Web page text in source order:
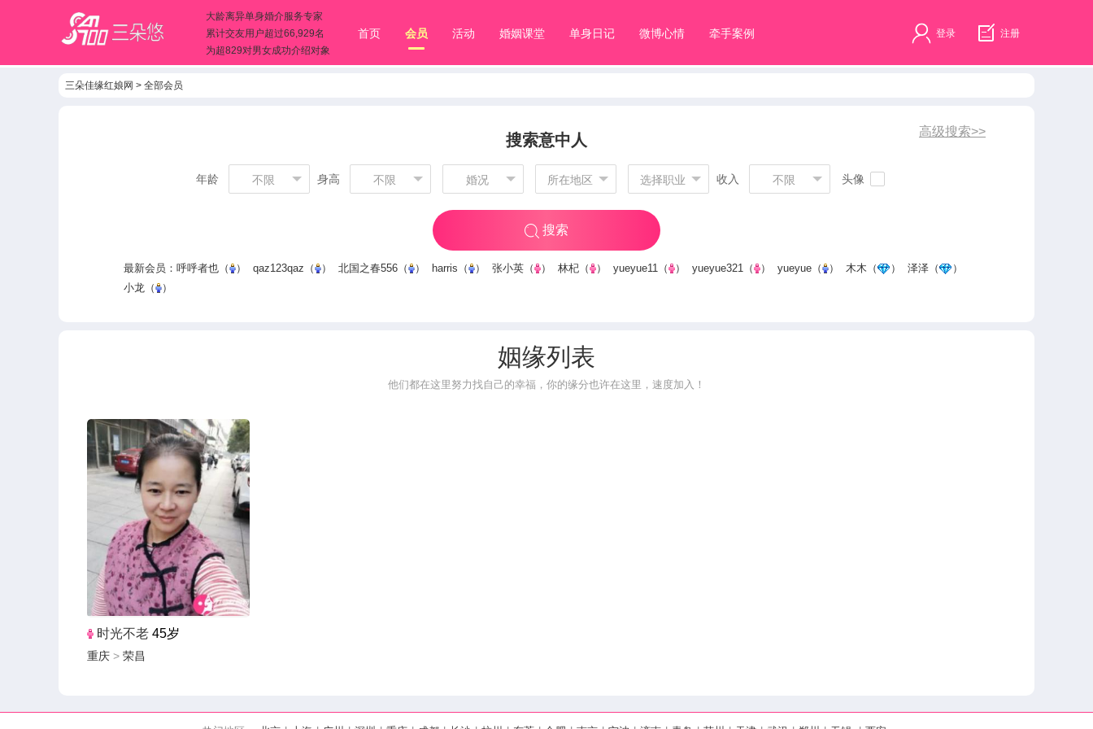
大龄离异单身婚介服务专家
累计交友用户超过66,929名
为超829对男女成功介绍对象
首页 会员 活动 婚姻课堂 单身日记 微博心情 牵手案例 登录 注册
三朵佳缘红娘网 > 全部会员
搜索意中人
年龄 不限 身高 不限 婚况 所在地区 选择职业 收入 不限 头像
搜索
最新会员： 呼呼者也 （ ） qaz123qaz （ ） 北国之春556 （ ） harris （ ） 张小英 （ ） 林杞 （ ） yueyue11 （ ） yueyue321 （ ） yueyue （ ） 木木 （ ） 泽泽 （
）
小龙 （ ）
姻缘列表
他们都在这里努力找自己的幸福，你的缘分也许在这里，速度加入！
时光不老 45岁
重庆 > 荣昌